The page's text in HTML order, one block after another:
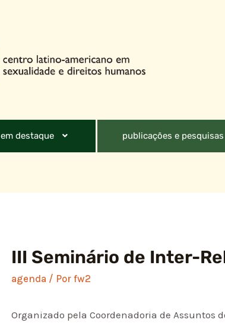
em destaque publicações e pesquisas
III Seminário de Inter-
agenda / Porfw2
Organizado pela Coordenadoria de Assuntos